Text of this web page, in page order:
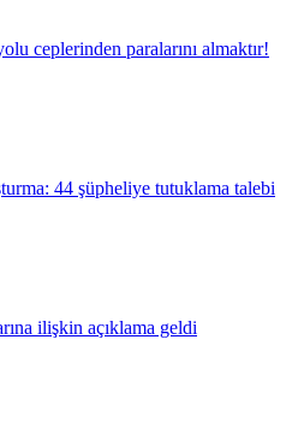
ceplerinden paralarını almaktır!
44 şüpheliye tutuklama talebi
ilişkin açıklama geldi